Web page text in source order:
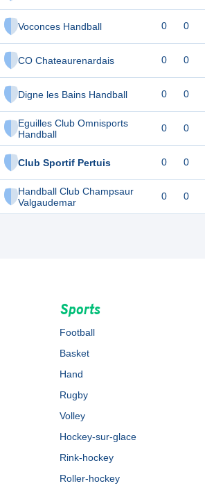
Voconces Handball
CO Chateaurenardais
Digne les Bains Handball
Eguilles Club Omnisports
Handball
Club Sportif Pertuis
Handball Club Champsaur
Valgaudemar
0 0
0 0
0 0
0 0
0 0
0 0
Sports
Football
Basket
Hand
Rugby
Volley
Hockey-sur-glace
Rink-hockey
Roller-hockey